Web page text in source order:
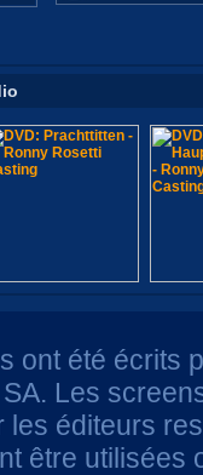
ont été écrits
Les
les éditeurs
être utilisées